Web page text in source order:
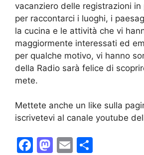
vacanziero delle registrazioni
per raccontarci i luoghi, i
la cucina e le attività che vi
maggiormente interessati ed
per qualche motivo, vi hanno
della Radio sarà felice di
mete.
Mettete anche un like sulla
iscrivetevi al canale youtube
F
M E